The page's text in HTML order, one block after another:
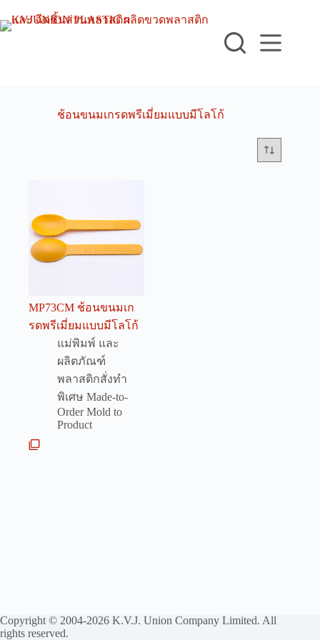
to
content
ช้อนขนมเกรดพรีเมี่ยมแบบมีโลโก้
MP73CM ช้อนขนมเก
รดพรีเมี่ยมแบบมีโลโก้
แม่พิมพ์ และ
ผลิตภัณฑ์
พลาสติกสั่งทำ
พิเศษ Made-to-
Order Mold to
Product
Copyright © 2004-2026 K.V.J. Union Company Limited. All
rights reserved.